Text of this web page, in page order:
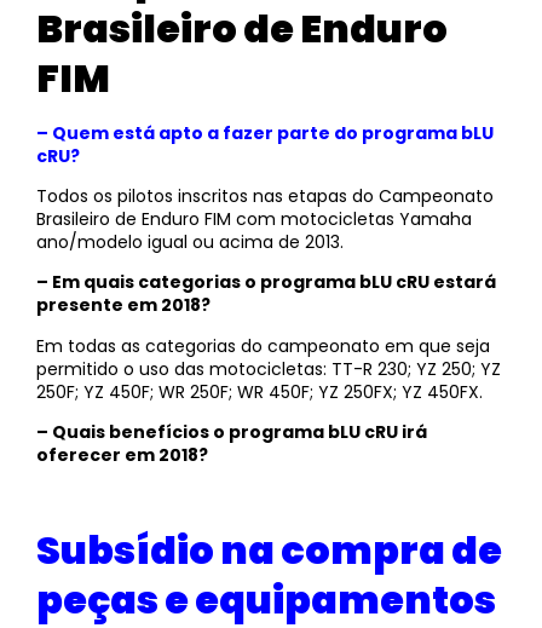
Brasileiro de Enduro
FIM
– Quem está apto a fazer parte do programa bLU
cRU?
Todos os pilotos inscritos nas etapas do Campeonato
Brasileiro de Enduro FIM com motocicletas Yamaha
ano/modelo igual ou acima de 2013.
– Em quais categorias o programa bLU cRU estará
presente em 2018?
Em todas as categorias do campeonato em que seja
permitido o uso das motocicletas: TT-R 230; YZ 250; YZ
250F; YZ 450F; WR 250F; WR 450F; YZ 250FX; YZ 450FX.
– Quais benefícios o programa bLU cRU irá
oferecer em 2018?
Subsídio na compra de
peças e equipamentos